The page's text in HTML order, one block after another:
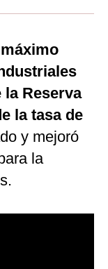
la Reserva
la tasa de
y mejoró
la